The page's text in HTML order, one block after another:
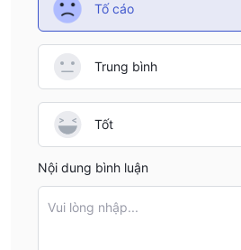
Tố cáo
Trung bình
Tốt
Nội dung bình luận
Vui lòng nhập...